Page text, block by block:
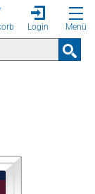
Login Menü